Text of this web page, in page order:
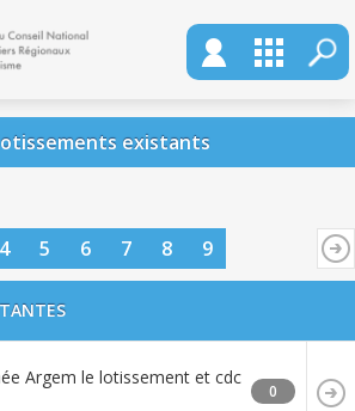
existants
4 5 6 7 8 9
Argem le lotissement et cdc
0